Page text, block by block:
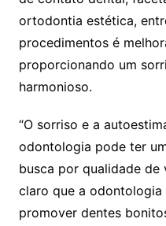
ortodontia estética,
procedimentos é
proporcionando um
harmonioso.
“O sorriso e a
odontologia pode ter
busca por qualidade
claro que a
promover dentes